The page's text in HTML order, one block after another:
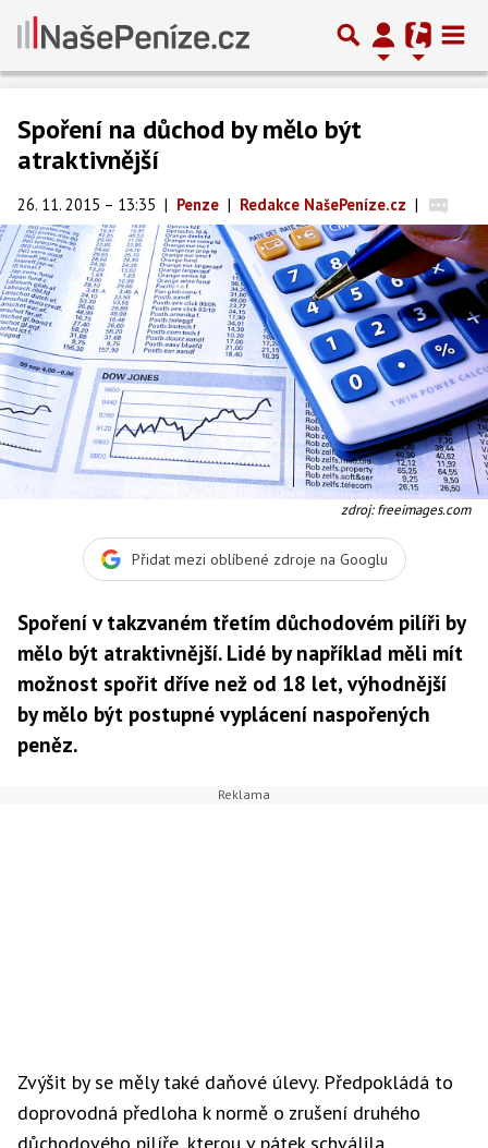
Spoření na důchod by mělo být
atraktivnější
26. 11. 2015 – 13:35 | Penze | Redakce NašePeníze.cz |
zdroj: freeimages.com
Přidat mezi oblíbené zdroje na Googlu
Spoření v takzvaném třetím důchodovém pilíři by
mělo být atraktivnější. Lidé by například měli mít
možnost spořit dříve než od 18 let, výhodnější
by mělo být postupné vyplácení naspořených
peněz.
Zvýšit by se měly také daňové úlevy. Předpokládá to
doprovodná předloha k normě o zrušení druhého